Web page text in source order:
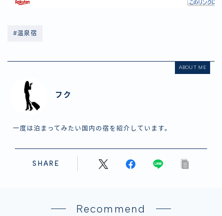
#温泉宿
ABOUT ME
フク
一度は泊まってみたい国内の宿を紹介しています。
SHARE
Recommend